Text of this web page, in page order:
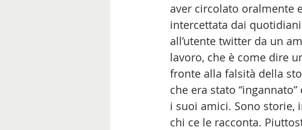
aver circolato oralmente
intercettata dai
all’utente twitter da un
lavoro, che è come dire
fronte alla falsità della
che era stato
i suoi amici. Sono storie,
chi ce le racconta.